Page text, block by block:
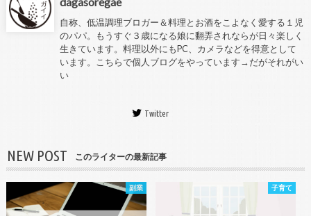
自称、低温調理ブロガー＆料理とお酒をこよなく愛する１児
のパパ。もうすぐ３歳になる娘に翻弄されならが日々楽しく
生きています。料理以外にもPC、カメラなどを得意として
います。こちらで個人ブログをやっています→だがそれがい
い
Twitter
NEW POST このライターの最新記事
副業 子育て